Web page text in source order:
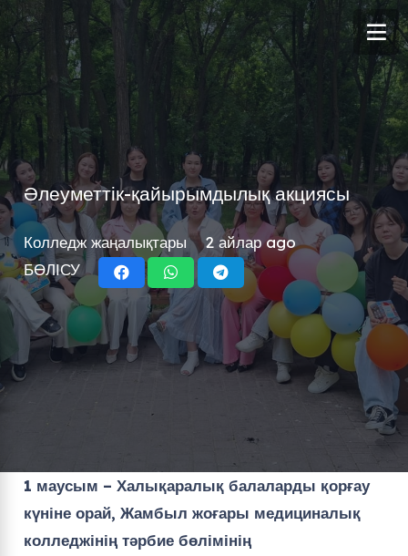
Әлеуметтік-қайырымдылық акциясы
Колледж жаңалықтары
2 айлар ago
БӨЛІСУ
1 маусым – Халықаралық балаларды қорғау
күніне орай, Жамбыл жоғары медициналық
колледжінің тәрбие бөлімінің